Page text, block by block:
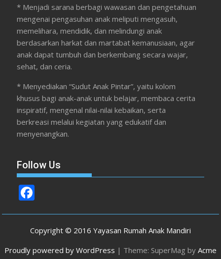
* Menjadi sarana berbagi wawasan dan pengetahuan
mengenai pengasuhan anak meliputi mengasuh,
memelihara, mendidik, dan melindungi anak
berdasarkan harkat dan martabat kemanusiaan, agar
anak dapat tumbuh dan berkembang secara wajar,
sehat, dan ceria.
* Menyediakan “Sudut Anak Pintar”, yaitu kolom
khusus bagi anak-anak untuk belajar, membaca cerita
inspiratif, mengenal nilai-nilai kebaikan, serta
berkreasi melalui kegiatan yang edukatif dan
menyenangkan.
Follow Us
ac
e
b
Copyright © 2016 Yayasan Rumah Anak Mandiri
Proudly powered by WordPress | Theme: SuperMag by Acme